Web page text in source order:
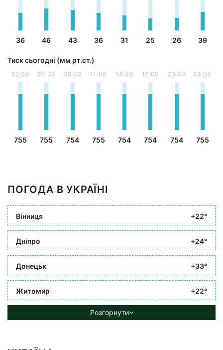
36 46 43 36 31 25 26 39
Тиск сьогодні (мм рт.ст.)
02:00
755
05:00
755
08:00
754
11:00
755
14:00
754
17:00
754
20:00
754
23:00
755
ПОГОДА В УКРАЇНІ
Вінниця +22°
Дніпро +24°
Донецьк +33°
Житомир +22°
Розгорнути